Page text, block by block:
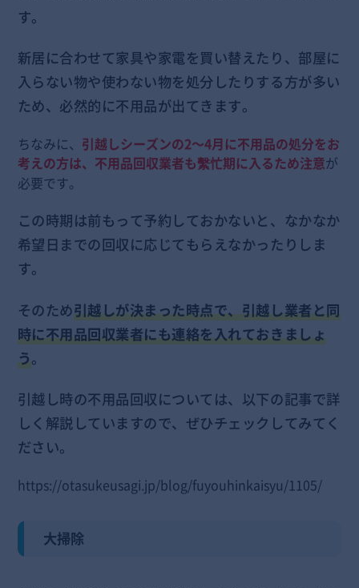
す。
新居に合わせて家具や家電を買い替えたり、部屋に
入らない物や使わない物を処分したりする方が多い
ため、必然的に不用品が出てきます。
ちなみに、 引越しシーズンの2～4月に不用品の処分をお
考えの方は、不用品回収業者も繫忙期に入るため注意が
必要です。
この時期は前もって予約しておかないと、なかなか
希望日までの回収に応じてもらえなかったりしま
す。
そのため引越しが決まった時点で、引越し業者と同
時に不用品回収業者にも連絡を入れておきましょ
う。
引越し時の不用品回収については、以下の記事で詳
しく解説していますので、ぜひチェックしてみてく
ださい。
https://otasukeusagi.jp/blog/fuyouhinkaisyu/1105/
大掃除